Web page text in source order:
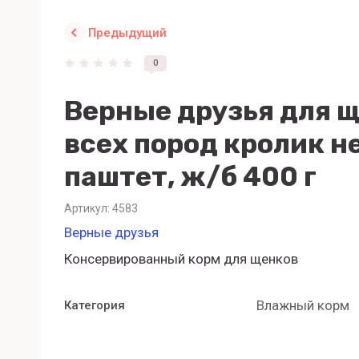
Предыдущий
0
Верные друзья для
всех пород кролик
паштет, ж/б 400 г
Артикул: 4583
Верные друзья
Консервированный корм для щенков
Категория Влажный корм